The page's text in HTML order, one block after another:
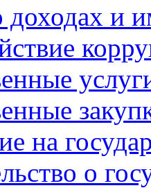
доходах и
на
о